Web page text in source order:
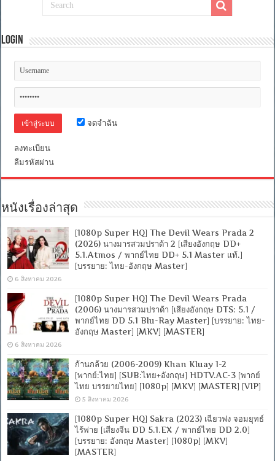
ยืน
สุดท้าย
อังกฤษ
[Soundtrack
บรรยาย
Login
จดจำฉัน
ลงทะเบียน
ลืมรหัสผ่าน
หนังเรื่องล่าสุด
[1080p Super HQ] The Devil Wears Prada 2
(2026) นางมารสวมปราด้า 2 [เสียงอังกฤษ DD+
5.1.Atmos / พากย์ไทย DD+ 5.1 Master แท้.]
[บรรยาย: ไทย-อังกฤษ Master]
6 สิงหาคม 2026
[1080p Super HQ] The Devil Wears Prada
(2006) นางมารสวมปราด้า [เสียงอังกฤษ DTS: 5.1 /
พากย์ไทย DD 5.1 Blu-Ray Master] [บรรยาย: ไทย-
อังกฤษ Master] [MKV] [MASTER]
6 สิงหาคม 2026
ก้านกล้วย (2006-2009) Khan Kluay 1-2
[พากย์:ไทย] [SUB:ไทย+อังกฤษ] HDTV.AC-3 [พากย์
ไทย บรรยายไทย] [1080p] [MKV] [MASTER] [VIP]
5 สิงหาคม 2026
[1080p Super HQ] Sakra (2023) เฉียวฟง จอมยุทธ์
ไร้พ่าย [เสียงจีน DD 5.1.EX / พากย์ไทย DD 2.0]
[บรรยาย: อังกฤษ Master] [1080p] [MKV]
[MASTER]